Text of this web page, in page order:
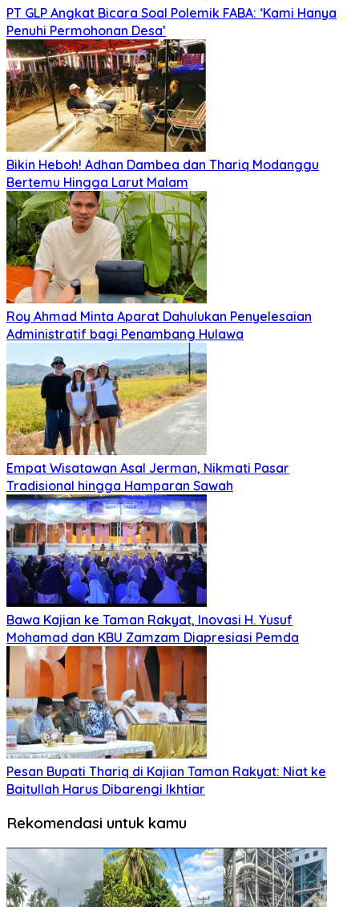
PT GLP Angkat Bicara Soal Polemik FABA: ‘Kami Hanya
Penuhi Permohonan Desa’
Bikin Heboh! Adhan Dambea dan Thariq Modanggu
Bertemu Hingga Larut Malam
Roy Ahmad Minta Aparat Dahulukan Penyelesaian
Administratif bagi Penambang Hulawa
Empat Wisatawan Asal Jerman, Nikmati Pasar
Tradisional hingga Hamparan Sawah
Bawa Kajian ke Taman Rakyat, Inovasi H. Yusuf
Mohamad dan KBU Zamzam Diapresiasi Pemda
Pesan Bupati Thariq di Kajian Taman Rakyat: Niat ke
Baitullah Harus Dibarengi Ikhtiar
Rekomendasi untuk kamu